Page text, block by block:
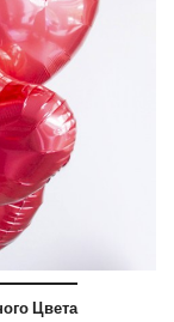
Цвета